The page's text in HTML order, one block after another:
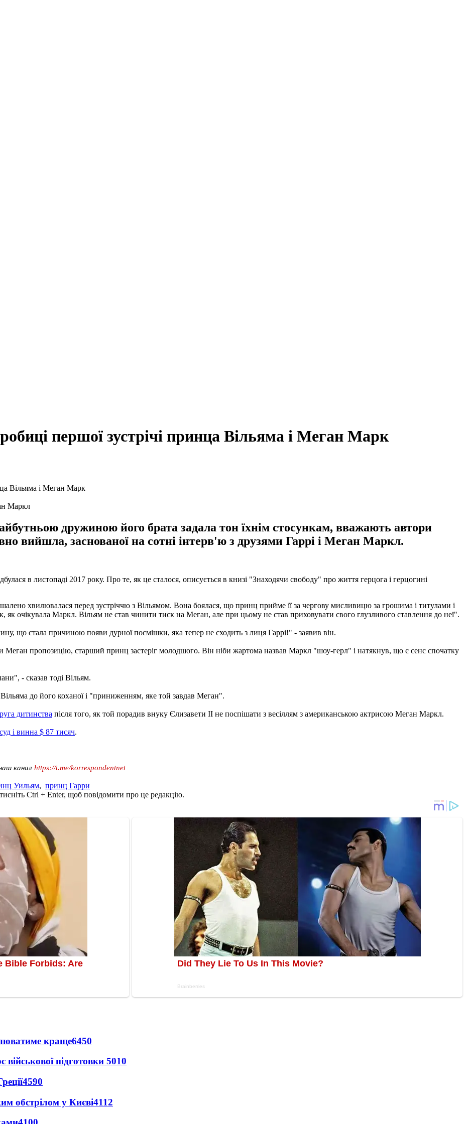
першої зустрічі принца Вільяма і Меган Марк
Маркл
дружиною його брата задала тон їхнім стосункам, вважають автори
вийшла, заснованої на сотні інтерв'ю з друзями Гаррі і Меган Маркл.
в листопаді 2017 року. Про те, як це сталося, описується в книзі "Знаходячи свободу" про життя герцога і герцогині
хвилювалася перед зустріччю з Вільямом. Вона боялася, що принц прийме її за чергову мисливицю за грошима і титулами і
як очікувала Маркл. Вільям не став чинити тиск на Меган, але при цьому не став приховувати свого глузливого ставлення до неї".
що стала причиною появи дурної посмішки, яка тепер не сходить з лиця Гаррі!" - заявив він.
Меган пропозицію, старший принц застеріг молодшого. Він ніби жартома назвав Маркл "шоу-герл" і натякнув, що є сенс спочатку
- сказав тоді Вільям.
до його коханої і "приниженням, яке той завдав Меган".
дитинства після того, як той порадив внуку Єлизавети II не поспішати з весіллям з американською актрисою Меган Маркл.
і винна $ 87 тисяч.
канал https://t.me/korrespondentnet
Уильям, принц Гарри
Ctrl + Enter, щоб повідомити про це редакцію.
краще6450
підготовки 5010
4590
обстрілом у Києві4112